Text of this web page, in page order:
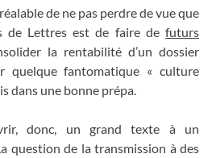
de ne pas perdre de vue que
de Lettres est de faire defuturs
la rentabilité d’un dossier
quelque fantomatique « culture
dans une bonne prépa.
donc, un grand texte à un
question de la transmission à des